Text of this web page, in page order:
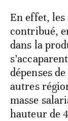
En effet,
contribué,
dans la
dépenses
autres
masse
hauteur de